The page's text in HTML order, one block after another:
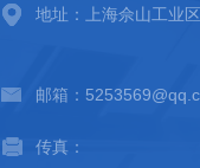
地址：上海佘山工业
邮箱：
传真：